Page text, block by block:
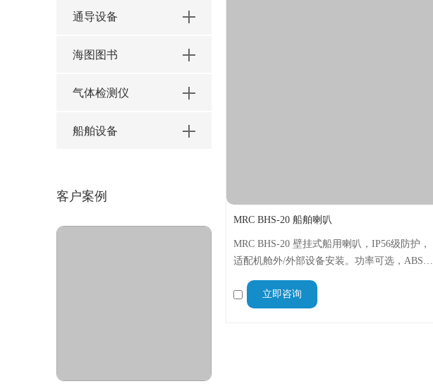
MRC BHS-20 船舶喇叭
MRC BHS-20 壁挂式船用喇叭，IP56级防护，
适配机舱外/外部设备安装。功率可选，ABS材
质，内置电缆密封套，确保恶劣海况下清晰稳
定扩音，是船舶通讯、船用扬声器、海洋广播
的理想选择。
立即咨询
通导设备
海图图书
气体检测仪
船舶设备
客户案例